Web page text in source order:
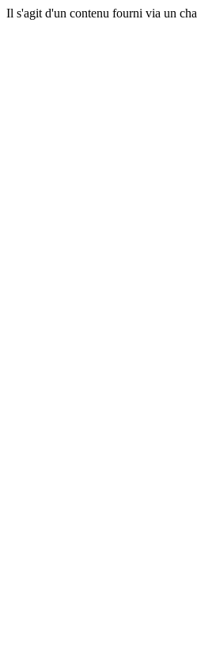
Il s'agit d'un contenu fourni via un